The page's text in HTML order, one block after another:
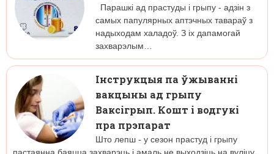
Парашкі ад прастуды і грыпу - адзін з
самых папулярных аптэчных тавараў з
надыходам халадоў. З іх дапамогай
захварэлым…
Інструкцыя па ўжыванні
вакцыны ад грыпу
Ваксігрып. Кошт і водгукі
пра прэпарат
Што лепш - у сезон прастуд і грыпу